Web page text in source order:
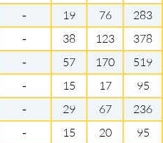
- 19 76
283
- 38 123
378
- 57 170
519
- 15 17
95
- 29 67
236
- 15 20
95